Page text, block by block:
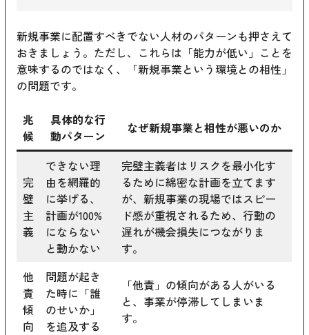
新規事業に配置すべきでない人材のパターンも押さえて
おきましょう。ただし、これらは「能力が低い」ことを
意味するのではなく、「新規事業という環境との相性」
の問題です。
兆
候
具体的な行
動パターン
なぜ新規事業と相性が悪いのか
完
璧
主
義
できない理
由を網羅的
に挙げる、
計画が100%
にならない
と動かない
完璧主義者はリスクを最小化す
るために綿密な計画を立てます
が、新規事業の現場ではスピー
ド感が重視されるため、行動の
遅れが機会損失につながりま
す。
他
責
傾
向
問題が起き
た時に「誰
のせいか」
を追及する
「他責」の傾向がある人がいる
と、事業が停滞してしまいま
す。